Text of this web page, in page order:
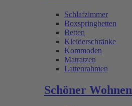
Schlafzimmer
Boxspringbetten
Betten
Kleiderschränke
Kommoden
Matratzen
Lattenrahmen
Schöner Wohnen